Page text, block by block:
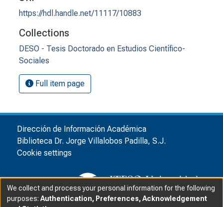
https://hdl.handle.net/11117/10883
Collections
DESO - Tesis Doctorado en Estudios Científico-
Sociales
Full item page
Dirección de Información Académica
Biblioteca Dr. Jorge Villalobos Padilla, S.J.
Cookie settings
We collect and process your personal information for the following
purposes: Authentication, Preferences, Acknowledgement